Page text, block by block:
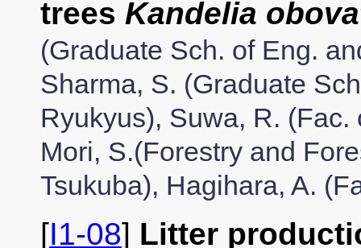
trees Kandelia
(Graduate Sch. of Eng.
Sharma, S. (Graduate
Ryukyus), Suwa, R.
Mori, S.(Forestry and
Tsukuba), Hagihara, A.
[I1-08] Litter